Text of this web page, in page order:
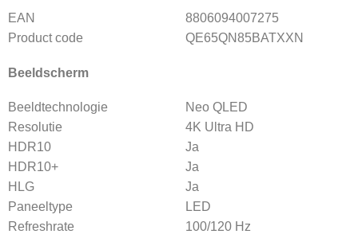
EAN
Product code
Beeldscherm
Beeldtechnologie
Resolutie
HDR10
HDR10+
HLG
Paneeltype
Refreshrate
8806094007275
QE65QN85BATXXN
Neo QLED
4K Ultra HD
Ja
Ja
Ja
LED
100/120 Hz